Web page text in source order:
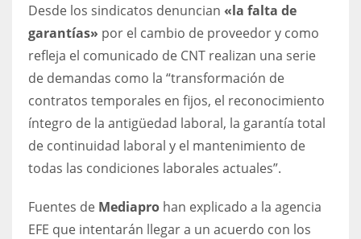
WSH
26
Desde los sindicatos denuncian «la falta de
garantías» por el cambio de proveedor y como
refleja el comunicado de CNT realizan una serie
de demandas como la “transformación de
contratos temporales en fijos, el reconocimiento
íntegro de la antigüedad laboral, la garantía total
de continuidad laboral y el mantenimiento de
todas las condiciones laborales actuales”.
Fuentes de Mediapro han explicado a la agencia
EFE que intentarán llegar a un acuerdo con los